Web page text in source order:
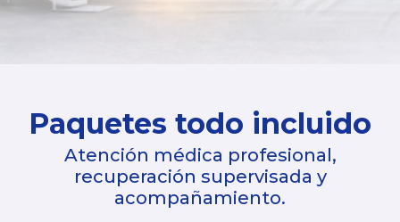
Paquetes todo incluido
Atención médica profesional,
recuperación supervisada y
acompañamiento.